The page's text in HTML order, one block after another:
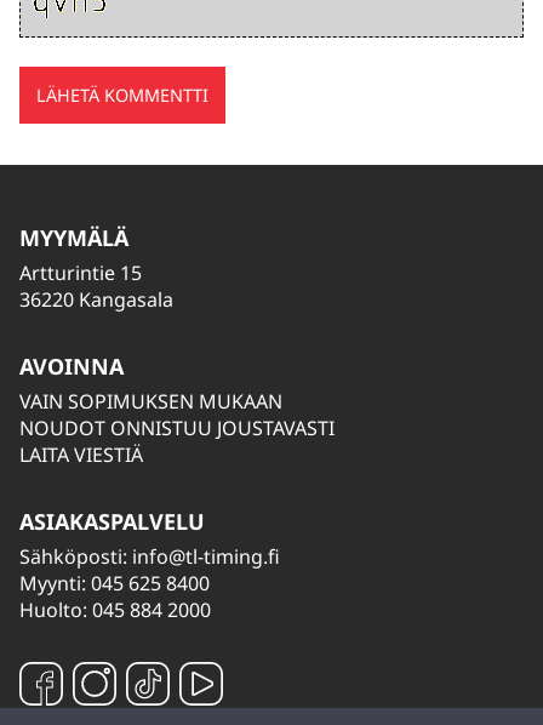
MYYMÄLÄ
Artturintie 15
36220 Kangasala
AVOINNA
VAIN SOPIMUKSEN MUKAAN
NOUDOT ONNISTUU JOUSTAVASTI
LAITA VIESTIÄ
ASIAKASPALVELU
Sähköposti: info@tl-timing.fi
Myynti: 045 625 8400
Huolto: 045 884 2000